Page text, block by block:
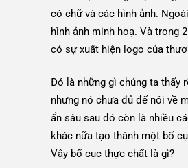
có chữ và các hình ảnh.
hình ảnh minh hoạ. Và trong
có sự xuất hiện logo của
Đó là những gì chúng ta thấy
nhưng nó chưa đủ để nói về
ẩn sâu sau đó còn là nhiều
khác nữa tạo thành một bố
Vậy bố cục thực chất là gì?